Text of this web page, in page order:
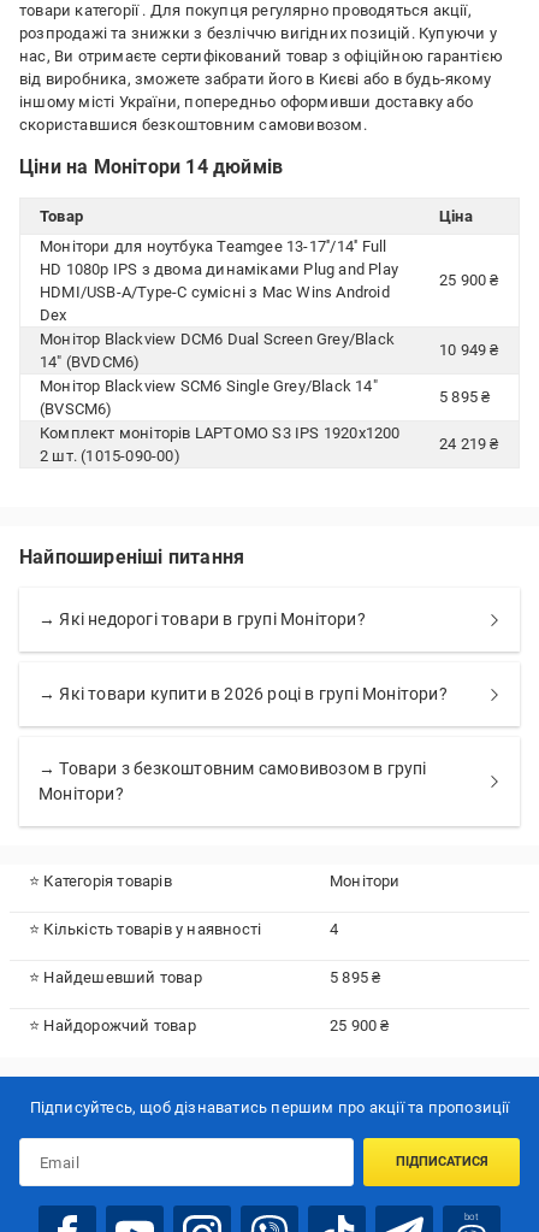
товари категорії . Для покупця регулярно проводяться акції,
розпродажі та знижки з безліччю вигідних позицій. Купуючи у
нас, Ви отримаєте сертифікований товар з офіційною гарантією
від виробника, зможете забрати його в Києві або в будь-якому
іншому місті України, попередньо оформивши доставку або
скориставшися безкоштовним самовивозом.
Ціни на Монітори 14 дюймів
Товар
Ціна
Монітори для ноутбука Teamgee 13-17''/14'' Full
HD 1080p IPS з двома динаміками Plug and Play
HDMI/USB-A/Type-C сумісні з Mac Wins Android
Dex
25 900 ₴
Монітор Blackview DCM6 Dual Screen Grey/Black
14" (BVDCM6)
10 949 ₴
Монітор Blackview SCM6 Single Grey/Black 14"
(BVSCM6)
5 895 ₴
Комплект моніторів LAPTOMO S3 IPS 1920x1200
2 шт. (1015-090-00)
24 219 ₴
Найпоширеніші питання
→ Які недорогі товари в групі Монітори?
→ Які товари купити в 2026 році в групі Монітори?
→ Товари з безкоштовним самовивозом в групі
Монітори?
⭐ Категорія товарів Монітори
⭐ Кількість товарів у наявності 4
⭐ Найдешевший товар 5 895 ₴
⭐ Найдорожчий товар 25 900 ₴
Підписуйтесь, щоб дізнаватись першим про акції та пропозиції
ПІДПИСАТИСЯ
bot